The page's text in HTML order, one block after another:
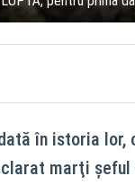
în istoria
marţi